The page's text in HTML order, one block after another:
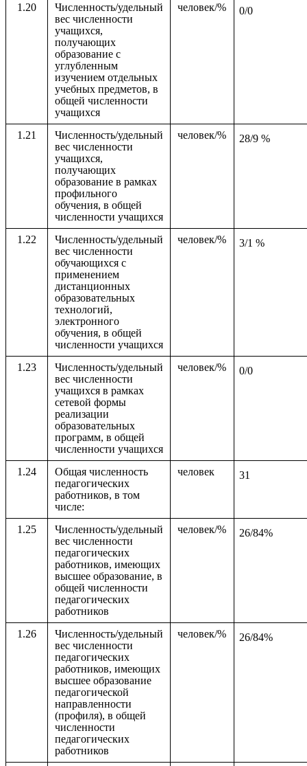
1.20
Численность/удельный
вес численности
учащихся,
получающих
образование с
углубленным
изучением отдельных
учебных предметов, в
общей численности
учащихся
человек/% 0/0
1.21
Численность/удельный
вес численности
учащихся,
получающих
образование в рамках
профильного
обучения, в общей
численности учащихся
человек/% 28/9 %
1.22
Численность/удельный
вес численности
обучающихся с
применением
дистанционных
образовательных
технологий,
электронного
обучения, в общей
численности учащихся
человек/% 3/1 %
1.23
Численность/удельный
вес численности
учащихся в рамках
сетевой формы
реализации
образовательных
программ, в общей
численности учащихся
человек/% 0/0
1.24
Общая численность
педагогических
работников, в том
числе:
человек 31
1.25
Численность/удельный
вес численности
педагогических
работников, имеющих
высшее образование, в
общей численности
педагогических
работников
человек/% 26/84%
1.26
Численность/удельный
вес численности
педагогических
работников, имеющих
высшее образование
педагогической
направленности
(профиля), в общей
численности
педагогических
работников
человек/% 26/84%